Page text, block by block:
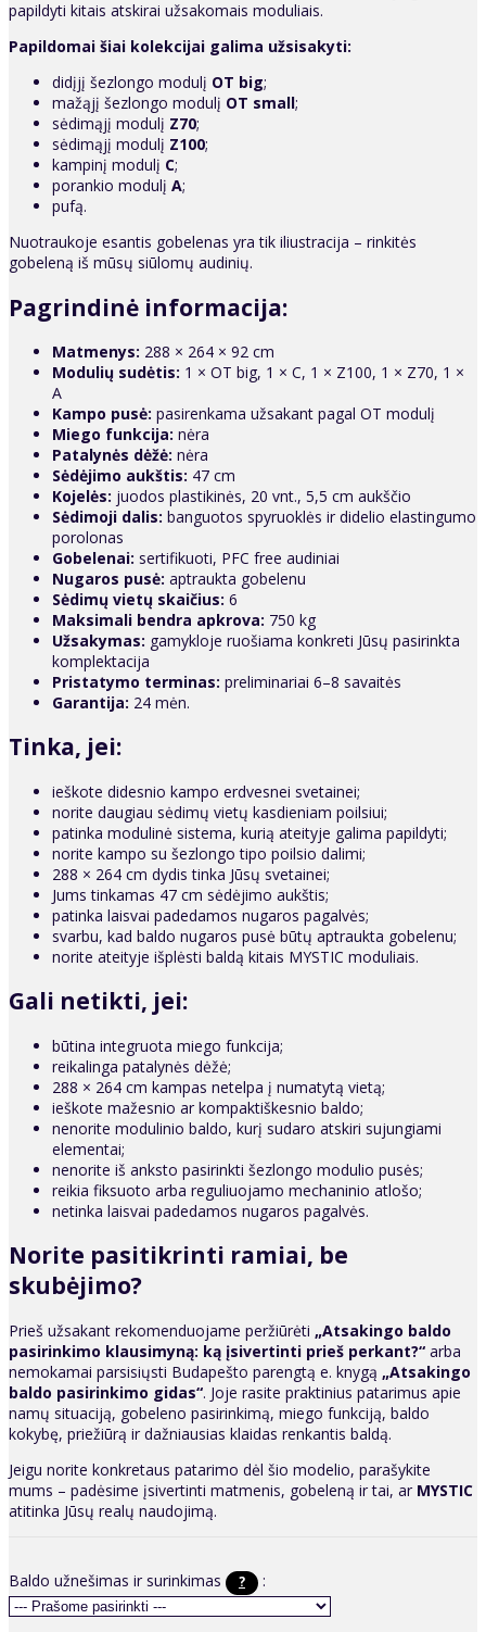
papildyti kitais atskirai užsakomais moduliais.
Papildomai šiai kolekcijai galima užsisakyti:
didįjį šezlongo modulį OT big;
mažąjį šezlongo modulį OT small;
sėdimąjį modulį Z70;
sėdimąjį modulį Z100;
kampinį modulį C;
porankio modulį A;
pufą.
Nuotraukoje esantis gobelenas yra tik iliustracija – rinkitės
gobeleną iš mūsų siūlomų audinių.
Pagrindinė informacija:
Matmenys: 288 × 264 × 92 cm
Modulių sudėtis: 1 × OT big, 1 × C, 1 × Z100, 1 × Z70, 1 ×
A
Kampo pusė: pasirenkama užsakant pagal OT modulį
Miego funkcija: nėra
Patalynės dėžė: nėra
Sėdėjimo aukštis: 47 cm
Kojelės: juodos plastikinės, 20 vnt., 5,5 cm aukščio
Sėdimoji dalis: banguotos spyruoklės ir didelio elastingumo
porolonas
Gobelenai: sertifikuoti, PFC free audiniai
Nugaros pusė: aptraukta gobelenu
Sėdimų vietų skaičius: 6
Maksimali bendra apkrova: 750 kg
Užsakymas: gamykloje ruošiama konkreti Jūsų pasirinkta
komplektacija
Pristatymo terminas: preliminariai 6–8 savaitės
Garantija: 24 mėn.
Tinka, jei:
ieškote didesnio kampo erdvesnei svetainei;
norite daugiau sėdimų vietų kasdieniam poilsiui;
patinka modulinė sistema, kurią ateityje galima papildyti;
norite kampo su šezlongo tipo poilsio dalimi;
288 × 264 cm dydis tinka Jūsų svetainei;
Jums tinkamas 47 cm sėdėjimo aukštis;
patinka laisvai padedamos nugaros pagalvės;
svarbu, kad baldo nugaros pusė būtų aptraukta gobelenu;
norite ateityje išplėsti baldą kitais MYSTIC moduliais.
Gali netikti, jei:
būtina integruota miego funkcija;
reikalinga patalynės dėžė;
288 × 264 cm kampas netelpa į numatytą vietą;
ieškote mažesnio ar kompaktiškesnio baldo;
nenorite modulinio baldo, kurį sudaro atskiri sujungiami
elementai;
nenorite iš anksto pasirinkti šezlongo modulio pusės;
reikia fiksuoto arba reguliuojamo mechaninio atlošo;
netinka laisvai padedamos nugaros pagalvės.
Norite pasitikrinti ramiai, be
skubėjimo?
Prieš užsakant rekomenduojame peržiūrėti „Atsakingo baldo
pasirinkimo klausimyną: ką įsivertinti prieš perkant?“ arba
nemokamai parsisiųsti Budapešto parengtą e. knygą „Atsakingo
baldo pasirinkimo gidas“. Joje rasite praktinius patarimus apie
namų situaciją, gobeleno pasirinkimą, miego funkciją, baldo
kokybę, priežiūrą ir dažniausias klaidas renkantis baldą.
Jeigu norite konkretaus patarimo dėl šio modelio, parašykite
mums – padėsime įsivertinti matmenis, gobeleną ir tai, ar MYSTIC
atitinka Jūsų realų naudojimą.
Baldo užnešimas ir surinkimas ? :